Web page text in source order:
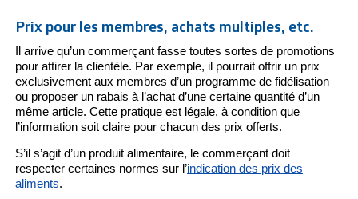
Prix pour les membres, achats multiples, etc.
Il arrive qu’un commerçant fasse toutes sortes de promotions
pour attirer la clientèle. Par exemple, il pourrait offrir un prix
exclusivement aux membres d’un programme de fidélisation
ou proposer un rabais à l’achat d’une certaine quantité d’un
même article. Cette pratique est légale, à condition que
l’information soit claire pour chacun des prix offerts.
S’il s’agit d’un produit alimentaire, le commerçant doit
respecter certaines normes sur l’indication des prix des
aliments.